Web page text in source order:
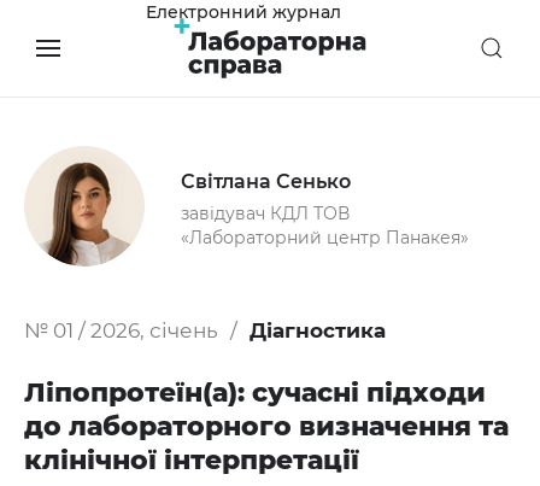
Електронний журнал
Світлана Сенько
завідувач КДЛ ТОВ
«Лабораторний центр Панакея»
№ 01 / 2026, січень Діагностика
Ліпопротеїн(а): сучасні підходи
до лабораторного визначення та
клінічної інтерпретації